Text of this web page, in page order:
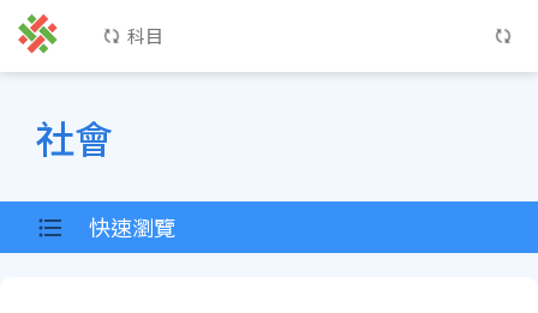
科目
社會
快速瀏覽